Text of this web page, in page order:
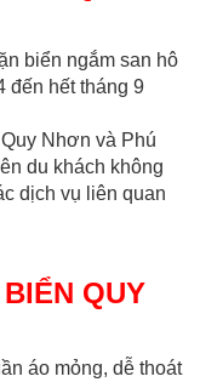
biển ngắm san hô
đến hết tháng 9
Nhơn và Phú
du khách không
dịch vụ liên quan
QUY
áo mỏng, dễ thoát